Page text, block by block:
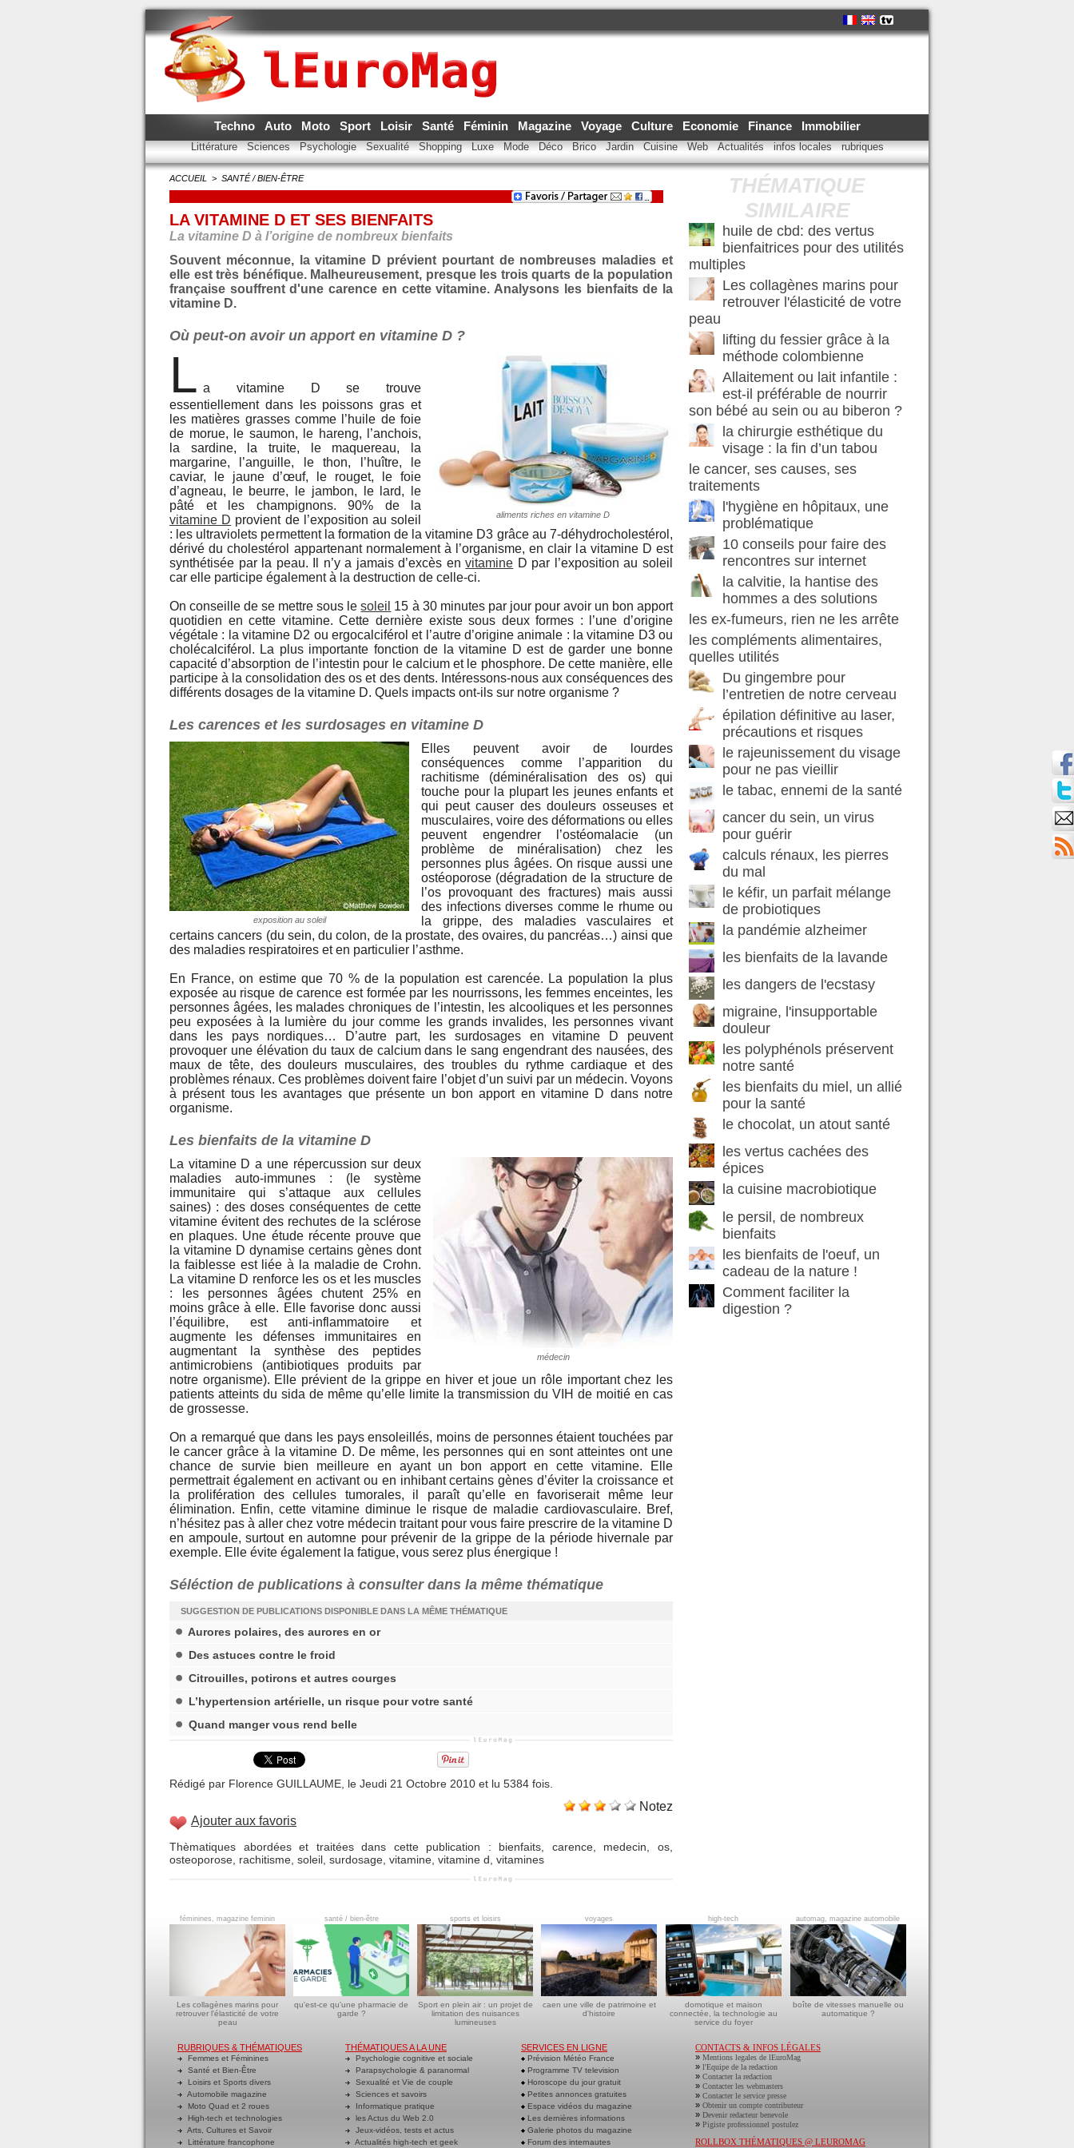
Techno Auto Moto Sport Loisir Santé Féminin Magazine Voyage Culture Economie Finance Immobilier
Littérature Sciences Psychologie Sexualité Shopping Luxe Mode Déco Brico Jardin Cuisine Web Actualités infos locales rubriques
ACCUEIL > SANTÉ / BIEN-ÊTRE
LA VITAMINE D ET SES BIENFAITS
La vitamine D à l’origine de nombreux bienfaits
Souvent méconnue, la vitamine D prévient pourtant de nombreuses maladies et
elle est très bénéfique. Malheureusement, presque les trois quarts de la population
française souffrent d'une carence en cette vitamine. Analysons les bienfaits de la
vitamine D.
Où peut-on avoir un apport en vitamine D ?
aliments riches en vitamine D
L a vitamine D se trouve
essentiellement dans les poissons gras et
les matières grasses comme l’huile de foie
de morue, le saumon, le hareng, l’anchois,
la sardine, la truite, le maquereau, la
margarine, l’anguille, le thon, l’huître, le
caviar, le jaune d’œuf, le rouget, le foie
d’agneau, le beurre, le jambon, le lard, le
pâté et les champignons. 90% de la
vitamine D provient de l’exposition au soleil
: les ultraviolets permettent la formation de la vitamine D3 grâce au 7-déhydrocholestérol,
dérivé du cholestérol appartenant normalement à l’organisme, en clair la vitamine D est
synthétisée par la peau. Il n’y a jamais d’excès envitamine D par l’exposition au soleil
car elle participe également à la destruction de celle-ci.
On conseille de se mettre sous lesoleil 15 à 30 minutes par jour pour avoir un bon apport
quotidien en cette vitamine. Cette dernière existe sous deux formes : l’une d’origine
végétale : la vitamine D2 ou ergocalciférol et l’autre d’origine animale : la vitamine D3 ou
cholécalciférol. La plus importante fonction de la vitamine D est de garder une bonne
capacité d’absorption de l’intestin pour le calcium et le phosphore. De cette manière, elle
participe à la consolidation des os et des dents. Intéressons-nous aux conséquences des
différents dosages de la vitamine D. Quels impacts ont-ils sur notre organisme ?
Les carences et les surdosages en vitamine D
exposition au soleil
Elles peuvent avoir de lourdes
conséquences comme l’apparition du
rachitisme (déminéralisation des os) qui
touche pour la plupart les jeunes enfants et
qui peut causer des douleurs osseuses et
musculaires, voire des déformations ou elles
peuvent engendrer l’ostéomalacie (un
problème de minéralisation) chez les
personnes plus âgées. On risque aussi une
ostéoporose (dégradation de la structure de
l’os provoquant des fractures) mais aussi
des infections diverses comme le rhume ou
la grippe, des maladies vasculaires et
certains cancers (du sein, du colon, de la prostate, des ovaires, du pancréas…) ainsi que
des maladies respiratoires et en particulier l’asthme.
En France, on estime que 70 % de la population est carencée. La population la plus
exposée au risque de carence est formée par les nourrissons, les femmes enceintes, les
personnes âgées, les malades chroniques de l’intestin, les alcooliques et les personnes
peu exposées à la lumière du jour comme les grands invalides, les personnes vivant
dans les pays nordiques… D’autre part, les surdosages en vitamine D peuvent
provoquer une élévation du taux de calcium dans le sang engendrant des nausées, des
maux de tête, des douleurs musculaires, des troubles du rythme cardiaque et des
problèmes rénaux. Ces problèmes doivent faire l’objet d’un suivi par un médecin. Voyons
à présent tous les avantages que présente un bon apport en vitamine D dans notre
organisme.
Les bienfaits de la vitamine D
médecin
La vitamine D a une répercussion sur deux
maladies auto-immunes : (le système
immunitaire qui s’attaque aux cellules
saines) : des doses conséquentes de cette
vitamine évitent des rechutes de la sclérose
en plaques. Une étude récente prouve que
la vitamine D dynamise certains gènes dont
la faiblesse est liée à la maladie de Crohn.
La vitamine D renforce les os et les muscles
: les personnes âgées chutent 25% en
moins grâce à elle. Elle favorise donc aussi
l’équilibre, est anti-inflammatoire et
augmente les défenses immunitaires en
augmentant la synthèse des peptides
antimicrobiens (antibiotiques produits par
notre organisme). Elle prévient de la grippe en hiver et joue un rôle important chez les
patients atteints du sida de même qu’elle limite la transmission du VIH de moitié en cas
de grossesse.
On a remarqué que dans les pays ensoleillés, moins de personnes étaient touchées par
le cancer grâce à la vitamine D. De même, les personnes qui en sont atteintes ont une
chance de survie bien meilleure en ayant un bon apport en cette vitamine. Elle
permettrait également en activant ou en inhibant certains gènes d’éviter la croissance et
la prolifération des cellules tumorales, il paraît qu’elle en favoriserait même leur
élimination. Enfin, cette vitamine diminue le risque de maladie cardiovasculaire. Bref,
n’hésitez pas à aller chez votre médecin traitant pour vous faire prescrire de la vitamine D
en ampoule, surtout en automne pour prévenir de la grippe de la période hivernale par
exemple. Elle évite également la fatigue, vous serez plus énergique !
Séléction de publications à consulter dans la même thématique
SUGGESTION DE PUBLICATIONS DISPONIBLE DANS LA MÊME THÉMATIQUE
Aurores polaires, des aurores en or
Des astuces contre le froid
Citrouilles, potirons et autres courges
L’hypertension artérielle, un risque pour votre santé
Quand manger vous rend belle
Rédigé par Florence GUILLAUME, le Jeudi 21 Octobre 2010 et lu 5384 fois.
Notez
Ajouter aux favoris
Thèmatiques abordées et traitées dans cette publication : bienfaits carence, medecin ,os
osteoporose rachitisme soleil surdosage vitamine vitamine d vitamines
THÉMATIQUE
SIMILAIRE
huile de cbd: des vertus
bienfaitrices pour des utilités
multiples
Les collagènes marins pour
retrouver l'élasticité de votre
peau
lifting du fessier grâce à la
méthode colombienne
Allaitement ou lait infantile :
est-il préférable de nourrir
son bébé au sein ou au biberon ?
la chirurgie esthétique du
visage : la fin d’un tabou
le cancer, ses causes, ses
traitements
l'hygiène en hôpitaux, une
problématique
10 conseils pour faire des
rencontres sur internet
la calvitie, la hantise des
hommes a des solutions
les ex-fumeurs, rien ne les arrête
les compléments alimentaires,
quelles utilités
Du gingembre pour
l’entretien de notre cerveau
épilation définitive au laser,
précautions et risques
le rajeunissement du visage
pour ne pas vieillir
le tabac, ennemi de la santé
cancer du sein, un virus
pour guérir
calculs rénaux, les pierres
du mal
le kéfir, un parfait mélange
de probiotiques
la pandémie alzheimer
les bienfaits de la lavande
les dangers de l'ecstasy
migraine, l'insupportable
douleur
les polyphénols préservent
notre santé
les bienfaits du miel, un allié
pour la santé
le chocolat, un atout santé
les vertus cachées des
épices
la cuisine macrobiotique
le persil, de nombreux
bienfaits
les bienfaits de l'oeuf, un
cadeau de la nature !
Comment faciliter la
digestion ?
féminines, magazine feminin
Les collagènes marins pour
retrouver l'élasticité de votre
peau
santé / bien-être
qu'est-ce qu'une pharmacie de
garde ?
sports et loisirs
Sport en plein air : un projet de
limitation des nuisances
lumineuses
voyages
caen une ville de patrimoine et
d'histoire
high-tech
domotique et maison
connectée, la technologie au
service du foyer
automag, magazine automobile
boîte de vitesses manuelle ou
automatique ?
RUBRIQUES & THÉMATIQUES
Femmes et Féminines
Santé et Bien-Être
Loisirs et Sports divers
Automobile magazine
Moto Quad et 2 roues
High-tech et technologies
Arts, Cultures et Savoir
Littérature francophone
THÉMATIQUES A LA UNE
Psychologie cognitive et sociale
Parapsychologie & paranormal
Sexualité et Vie de couple
Sciences et savoirs
Informatique pratique
les Actus du Web 2.0
Jeux-vidéos, tests et actus
Actualités high-tech et geek
SERVICES EN LIGNE
Prévision Météo France
Programme TV television
Horoscope du jour gratuit
Petites annonces gratuites
Espace vidéos du magazine
Les dernières informations
Galerie photos du magazine
Forum des internautes
CONTACTS & INFOS LÉGALES
» Mentions legales de lEuroMag
» l'Equipe de la redaction
» Contacter la redaction
» Contacter les webmasters
» Contacter le service presse
» Obtenir un compte contributeur
» Devenir redacteur benevole
» Pigiste professionnel postulez
ROLLBOX THÉMATIQUES @ LEUROMAG